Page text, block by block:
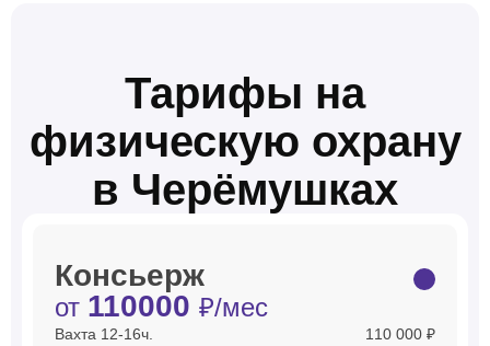
Тарифы на
физическую охрану
в Черёмушках
Консьерж
от 110000 ₽/мес
Вахта 12-16ч.
110 000 ₽